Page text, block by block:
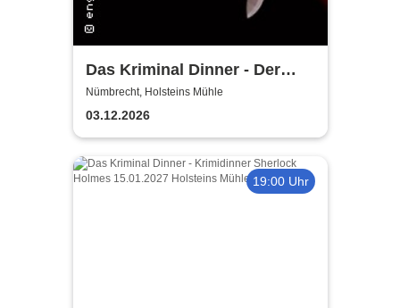
Das Kriminal Dinner - Der
Polterabendkiller
Nümbrecht, Holsteins Mühle
03.12.2026
19:00 Uhr